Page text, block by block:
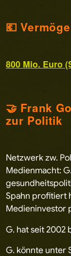
💶
800 Mio. Euro
🤝 Frank
zur Politik
Netzwerk zw.
Medienmacht:
Spahn profitiert
Medieninvestor
G. hat seit 2002
G. könnte unter